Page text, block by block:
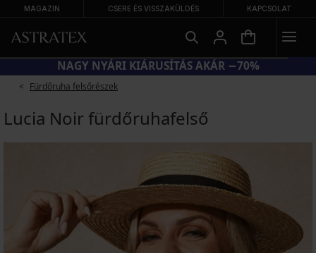
MAGAZIN CSERE ÉS VISSZAKÜLDÉS KAPCSOLAT
NAGY NYÁRI KIÁRUSÍTÁS AKÁR −70%
Fürdőruha felsőrészek
Lucia Noir fürdőruhafelső